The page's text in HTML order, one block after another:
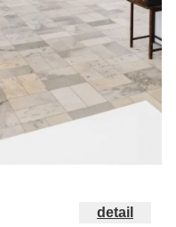
detail